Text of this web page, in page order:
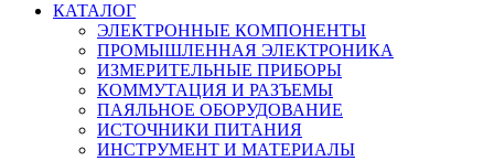
КАТАЛОГ
ЭЛЕКТРОННЫЕ КОМПОНЕНТЫ
ПРОМЫШЛЕННАЯ ЭЛЕКТРОНИКА
ИЗМЕРИТЕЛЬНЫЕ ПРИБОРЫ
КОММУТАЦИЯ И РАЗЪЕМЫ
ПАЯЛЬНОЕ ОБОРУДОВАНИЕ
ИСТОЧНИКИ ПИТАНИЯ
ИНСТРУМЕНТ И МАТЕРИАЛЫ